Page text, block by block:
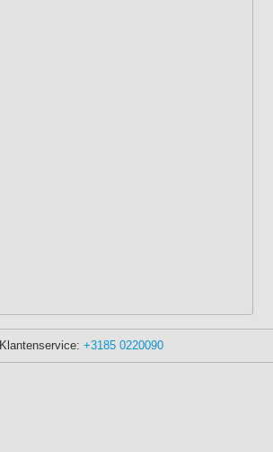
Klantenservice: +3185 0220090